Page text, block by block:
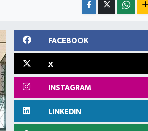
FACEBOOK
X
INSTAGRAM
LINKEDIN